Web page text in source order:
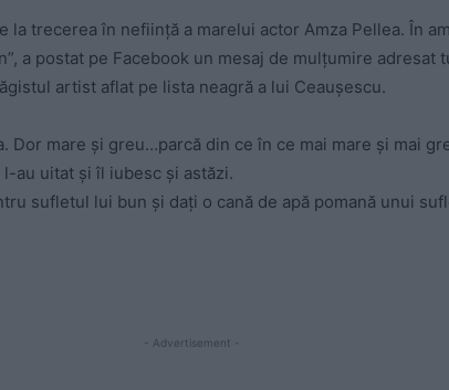
la trecerea în nefiinţă a marelui actor Amza Pellea. În
a postat pe Facebook un mesaj de mulţumire adresat
artist aflat pe lista neagră a lui Ceauşescu.
Dor mare şi greu…parcă din ce în ce mai mare şi mai
au uitat şi îl iubesc şi astăzi.
sufletul lui bun şi daţi o cană de apă pomană unui
- Advertisement -